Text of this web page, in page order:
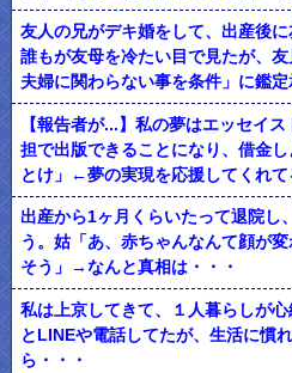
友人の兄がデキ婚をして、出産後
誰もが友母を冷たい目で見たが、
夫婦に関わらない事を条件」に鑑定
【報告者が...】私の夢はエッセイ
担で出版できることになり、借金
とけ」←夢の実現を応援してくれて
出産から1ヶ月くらいたって退院し
う。姑「あ、赤ちゃんなんて顔が
そう」→なんと真相は・・・
私は上京してきて、１人暮らしが
とLINEや電話してたが、生活に慣
ら・・・